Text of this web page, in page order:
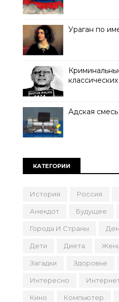
Ураган по
Адская
КАТЕГОРИИ
История Россия
Анекдот Будущее
Города И Страны
Дети Диета
Загадки Здоровье
Интересно
Кино Компьютер